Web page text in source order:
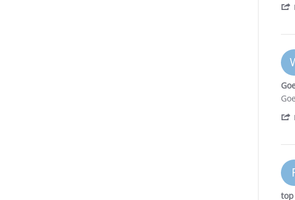
30
Jan
29
Oct